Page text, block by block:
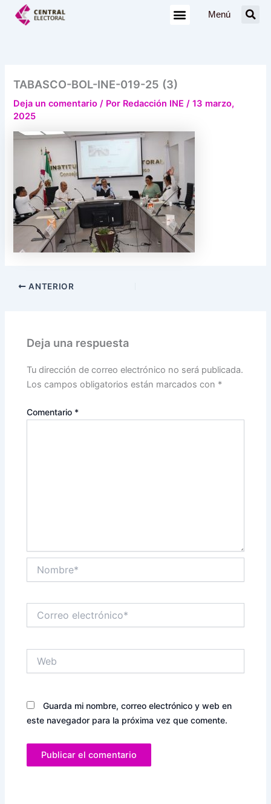
Menú
TABASCO-BOL-INE-019-25 (3)
Deja un comentario / Por Redacción INE/13 marzo,
2025
ANTERIOR
Deja una respuesta
Tu dirección de correo electrónico no será publicada.
Los campos obligatorios están marcados con *
Comentario *
electrónico*
Guarda mi nombre, correo electrónico y web en
este navegador para la próxima vez que comente.